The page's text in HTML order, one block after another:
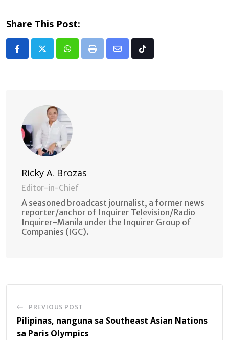
Share This Post:
Whatsapp
Print
Share Tiktok
Ricky A. Brozas
Editor-in-Chief
A seasoned broadcast journalist, a former news
reporter/anchor of Inquirer Television/Radio
Inquirer-Manila under the Inquirer Group of
Companies (IGC).
PREVIOUS POST
Pilipinas, nanguna sa Southeast Asian Nations
sa Paris Olympics